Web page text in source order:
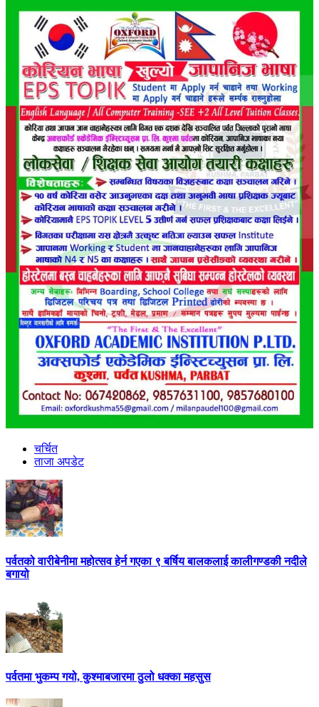
चर्चित
ताजा अपडेट
पर्वतको वारीबेनीमा महोत्सव हेर्न गएका ९ बर्षिय बालकलाई कालीगण्डकी नदीले
बगायो
पर्वतमा भुकम्प गयो, कुश्माबजारमा ठुलो धक्का महसुस